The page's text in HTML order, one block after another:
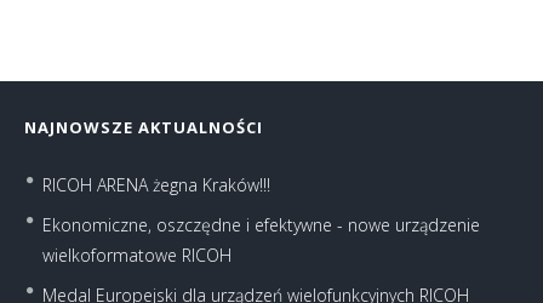
NAJNOWSZE AKTUALNOŚCI
RICOH ARENA żegna Kraków!!!
Ekonomiczne, oszczędne i efektywne - nowe urządzenie
wielkoformatowe RICOH
Medal Europejski dla urządzeń wielofunkcyjnych RICOH